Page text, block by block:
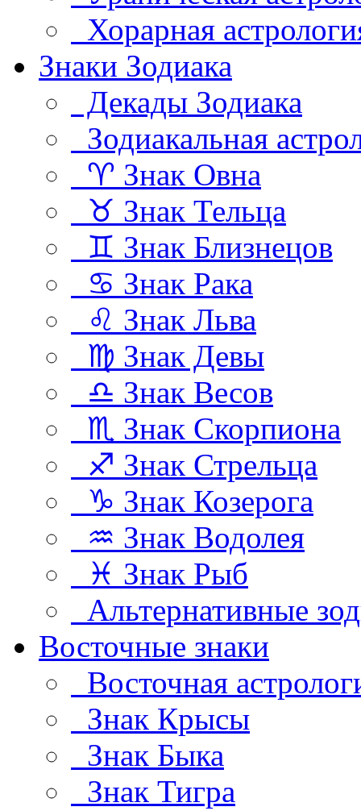
Хорарная
Знаки Зодиака
Декады Зодиака
Зодиакальная
♈ Знак Овна
♉ Знак Тельца
♊ Знак Близнецов
♋ Знак Рака
♌ Знак Льва
♍ Знак Девы
♎ Знак Весов
♏ Знак Скорпиона
♐ Знак Стрельца
♑ Знак Козерога
♒ Знак Водолея
♓ Знак Рыб
Альтернативные
Восточные знаки
Восточная
Знак Крысы
Знак Быка
Знак Тигра